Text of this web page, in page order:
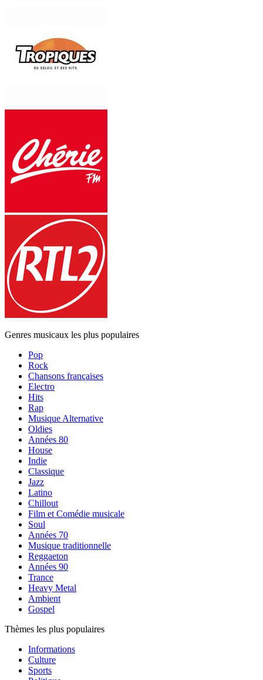
Genres musicaux les plus populaires
Pop
Rock
Chansons françaises
Electro
Hits
Rap
Musique Alternative
Oldies
Années 80
House
Indie
Classique
Jazz
Latino
Chillout
Film et Comédie musicale
Soul
Années 70
Musique traditionnelle
Reggaeton
Années 90
Trance
Heavy Metal
Ambient
Gospel
Thèmes les plus populaires
Informations
Culture
Sports